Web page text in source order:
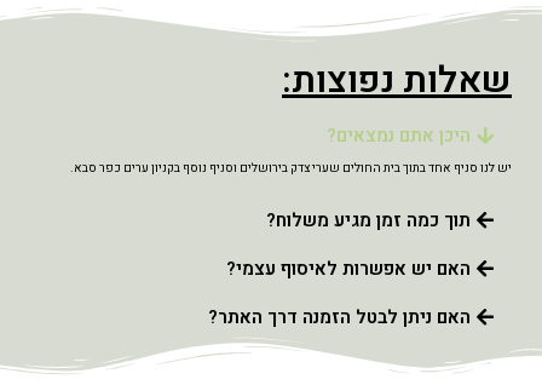
שאלות נפוצות:
היכן אתם נמצאים?
יש לנו סניף אחד בתוך בית החולים שערי צדק בירושלים וסניף נוסף בקניון ערים כפר סבא.
תוך כמה זמן מגיע משלוח?
האם יש אפשרות לאיסוף עצמי?
האם ניתן לבטל הזמנה דרך האתר?